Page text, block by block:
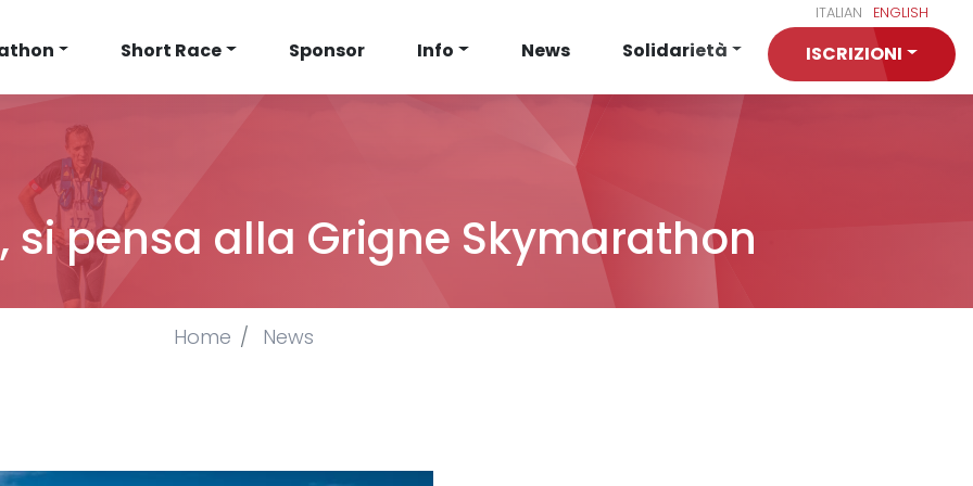
ITALIAN ENGLISH
Short Race Sponsor Info News Solidarietà ISCRIZIONI
pensa alla Grigne Skymarathon
Home News